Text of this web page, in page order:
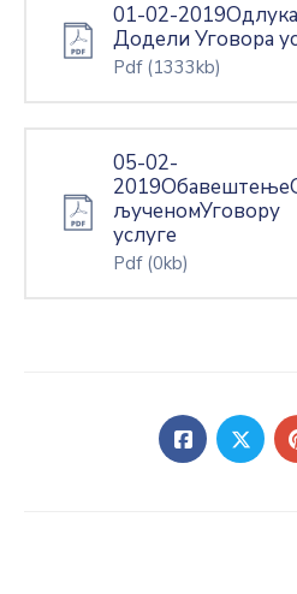
01-02-
Додели Уговора
Pdf (1333kb)
05-02-
љученомУговору
услуге
Pdf (0kb)